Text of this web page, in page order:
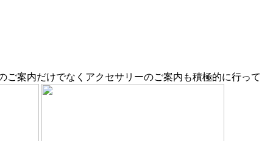
案内だけでなくアクセサリーのご案内も積極的に行って